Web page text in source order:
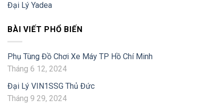
Đại Lý Yadea
BÀI VIẾT PHỔ BIẾN
Phụ Tùng Đồ Chơi Xe Máy TP Hồ Chí Minh
Tháng 6 12, 2024
Đại Lý VIN1SSG Thủ Đức
Tháng 9 29, 2024